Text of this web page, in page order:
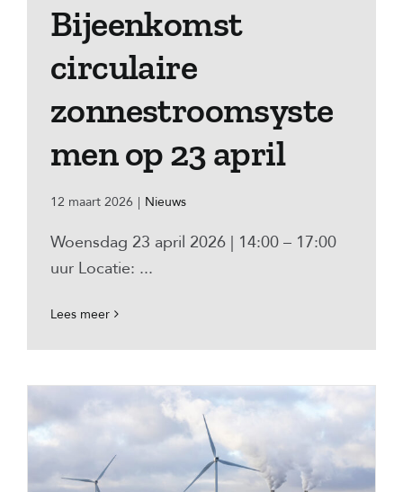
Bijeenkomst
circulaire
zonnestroomsyste
men op 23 april
12 maart 2026 | Nieuws
Woensdag 23 april 2026 | 14:00 – 17:00
uur Locatie: ...
Lees meer